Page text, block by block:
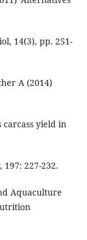
14(3), pp. 251-
A (2014)
yield in
227-232.
Aquaculture